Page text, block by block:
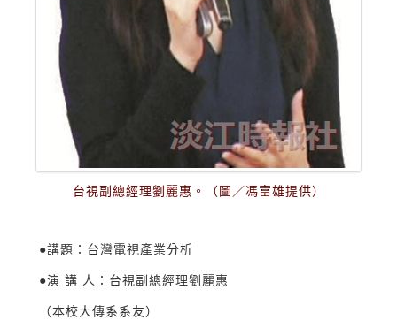
台視副總經理劉麗惠。（圖／馮富雄提供）
●講題：台灣電視產業分析
●演 講 人：台視副總經理劉麗惠
（本校大傳系系友）